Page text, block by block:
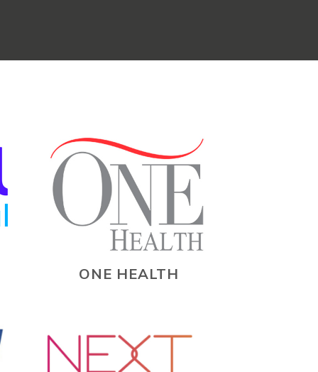
ONE HEALTH